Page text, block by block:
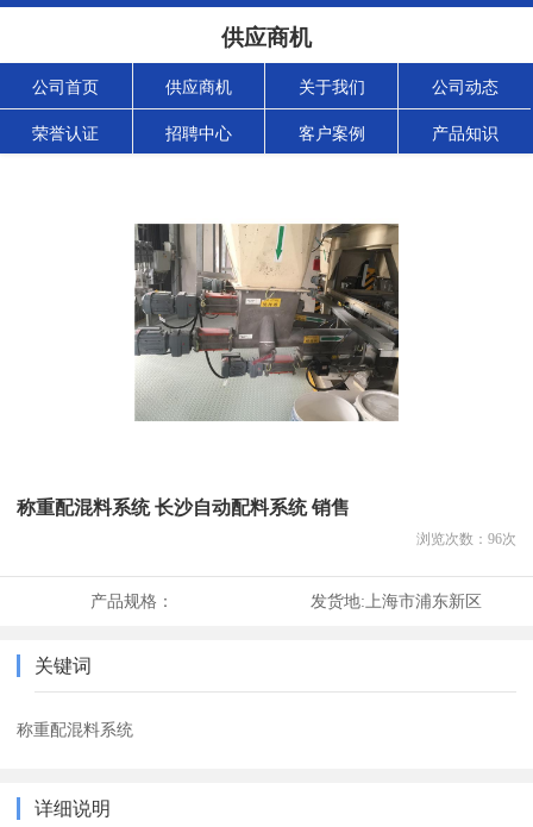
供应商机
公司首页 供应商机 关于我们 公司动态
荣誉认证 招聘中心 客户案例 产品知识
称重配混料系统 长沙自动配料系统 销售
浏览次数： 96次
产品规格： 发货地: 上海市浦东新区
关键词
称重配混料系统
详细说明